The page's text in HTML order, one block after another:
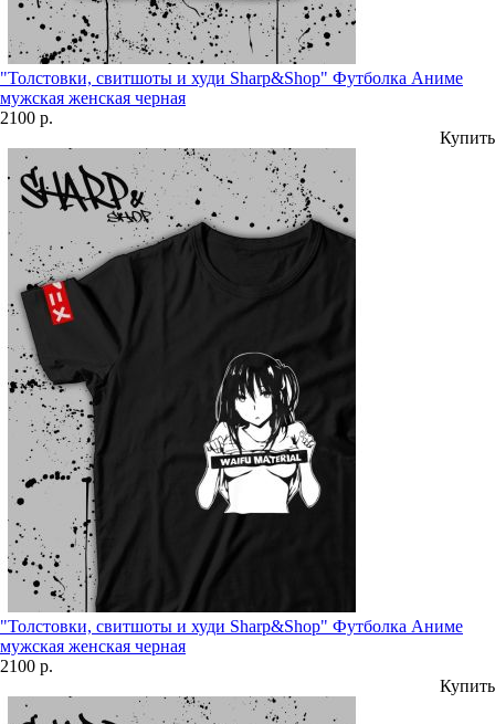
"Толстовки, свитшоты и худи Sharp&Shop" Футболка Аниме
мужская женская черная
2100 р.
Купить
"Толстовки, свитшоты и худи Sharp&Shop" Футболка Аниме
мужская женская черная
2100 р.
Купить